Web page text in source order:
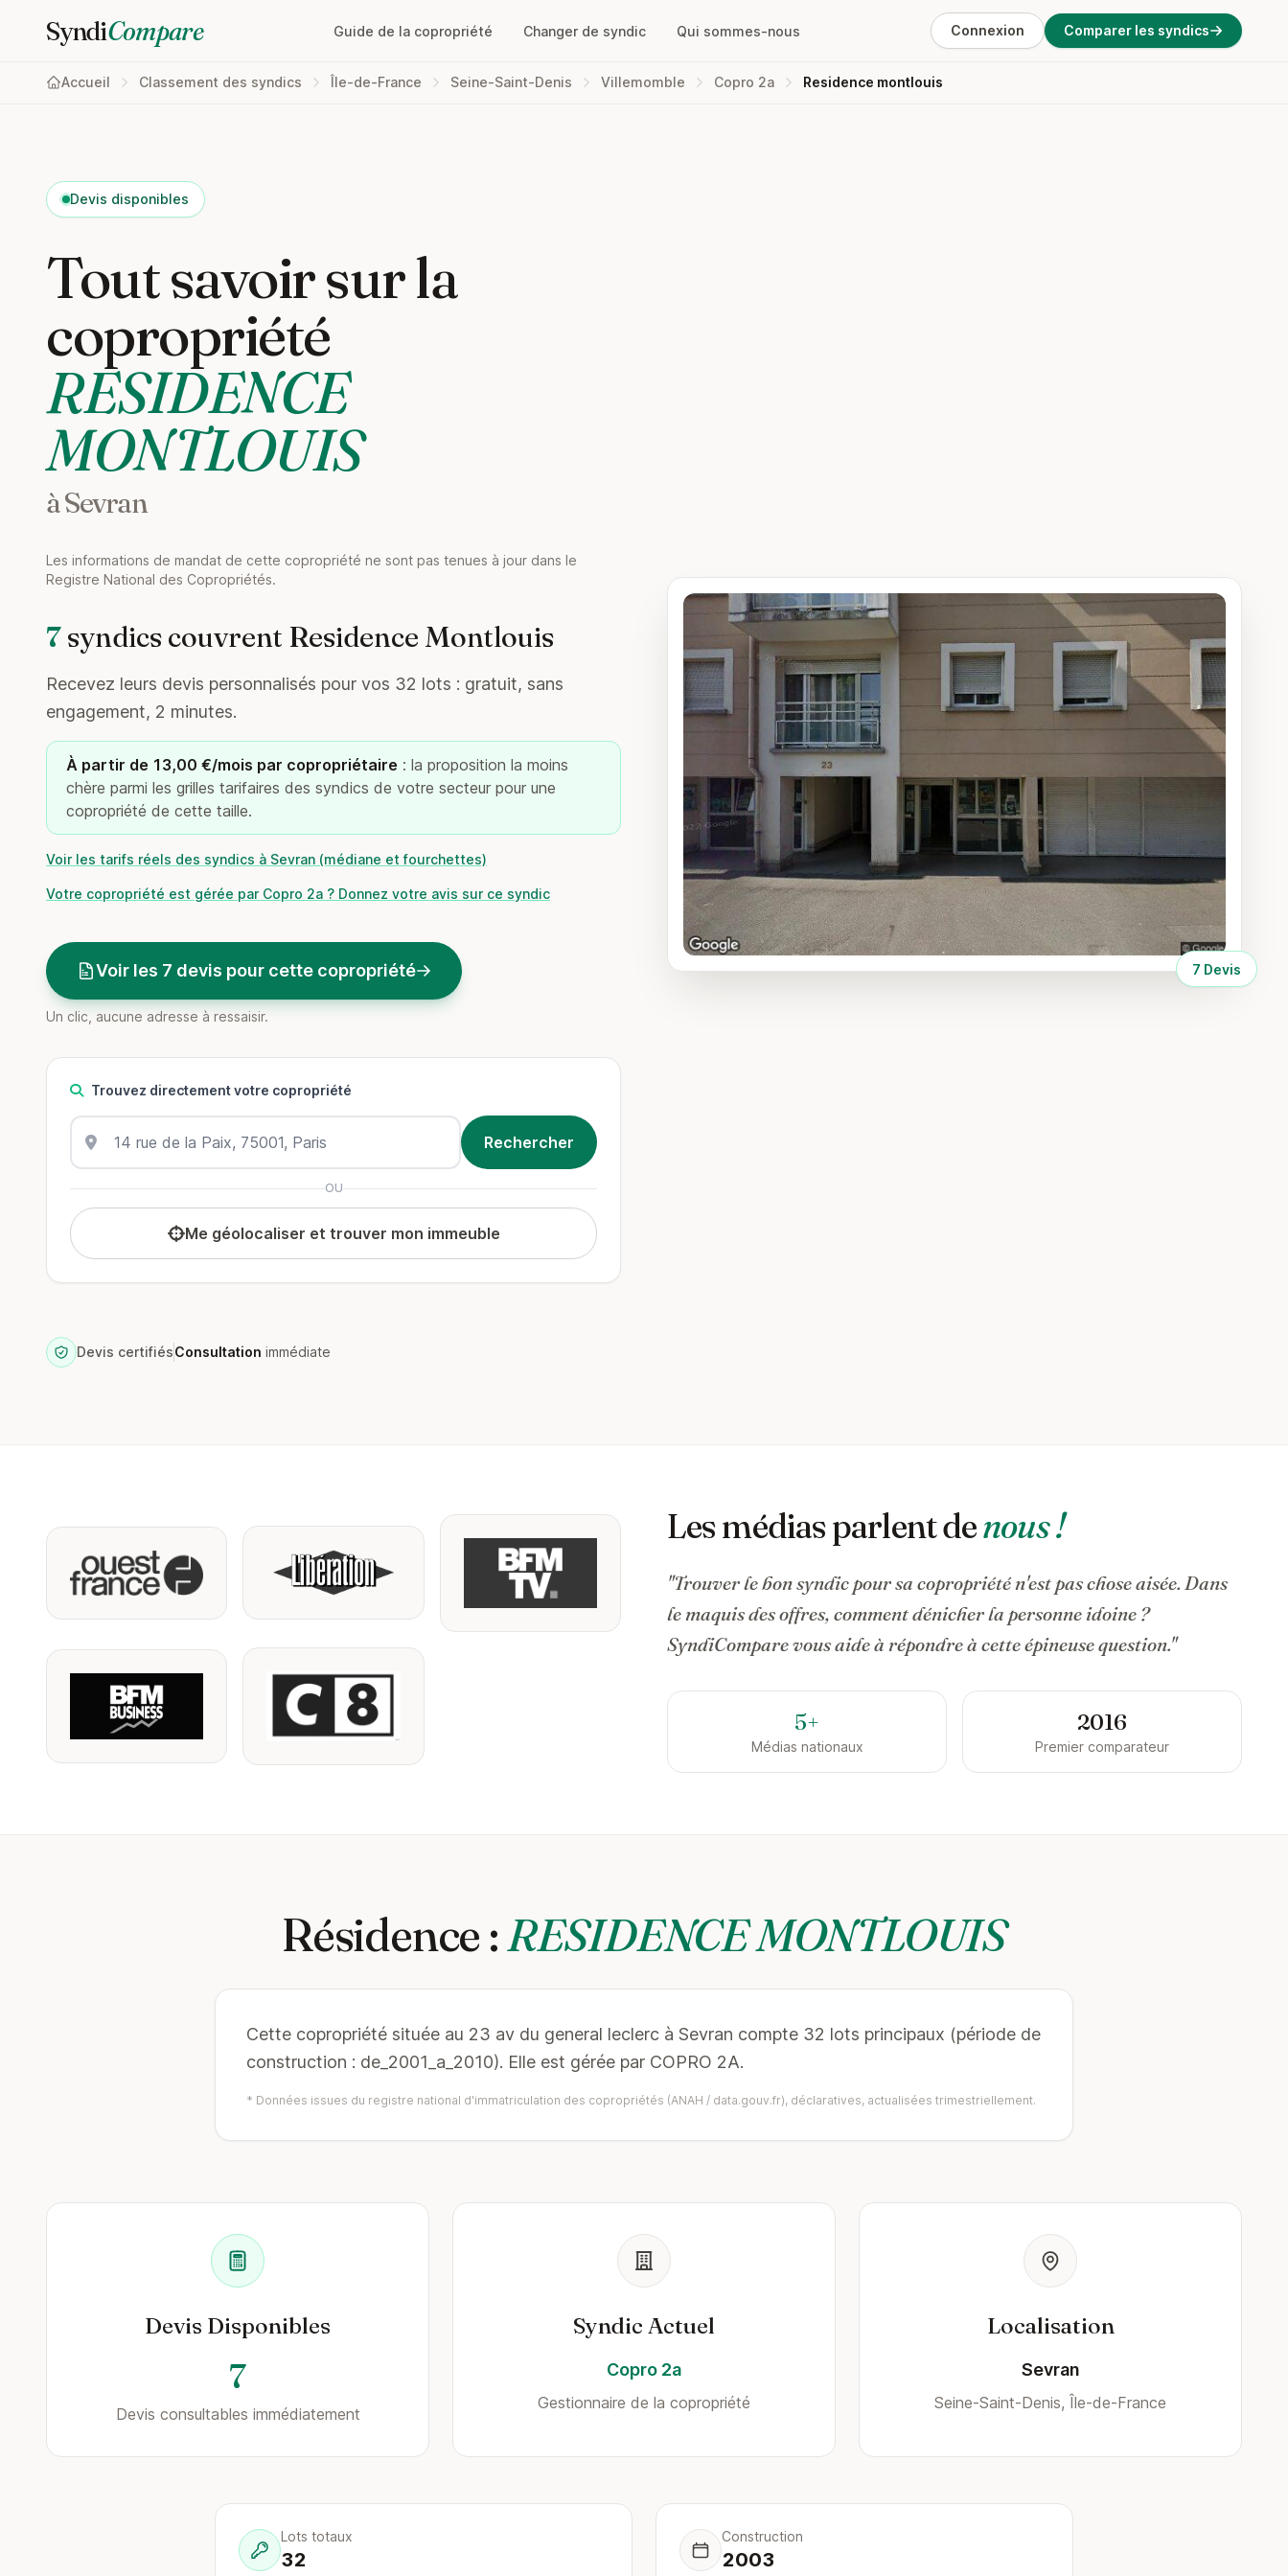
SyndiCompare Guide de la copropriété Changer de syndic Qui sommes-nous Connexion Comparer les syndics
Accueil Classement des syndics Île-de-France Seine-Saint-Denis Villemomble Copro 2a Residence montlouis
Devis disponibles
Tout savoir sur la
copropriété
RESIDENCE
MONTLOUIS
à Sevran
Les informations de mandat de cette copropriété ne sont pas tenues à jour dans le
Registre National des Copropriétés.
7syndics couvrent Residence Montlouis
Recevez leurs devis personnalisés pour vos 32 lots : gratuit, sans
engagement, 2 minutes.
À partir de 13,00 €/mois par copropriétaire : la proposition la moins
chère parmi les grilles tarifaires des syndics de votre secteur pour une
copropriété de cette taille.
Voir les tarifs réels des syndics à Sevran (médiane et fourchettes)
Votre copropriété est gérée par Copro 2a ? Donnez votre avis sur ce syndic
Voir les 7 devis pour cette copropriété
Un clic, aucune adresse à ressaisir.
Trouvez directement votre copropriété
OU
Me géolocaliser et trouver mon immeuble
Devis certifiésConsultation immédiate
7 Devis
Les médias parlent denous !
"Trouver le bon syndic pour sa copropriété n'est pas chose aisée. Dans
le maquis des offres, comment dénicher la personne idoine ?
SyndiCompare vous aide à répondre à cette épineuse question."
5+
Médias nationaux
2016
Premier comparateur
Résidence :RESIDENCE MONTLOUIS
Cette copropriété située au 23 av du general leclerc à Sevran compte 32 lots principaux (période de
construction : de_2001_a_2010). Elle est gérée par COPRO 2A.
* Données issues du registre national d'immatriculation des copropriétés (ANAH / data.gouv.fr), déclaratives, actualisées trimestriellement.
Devis Disponibles
7
Devis consultables immédiatement
Syndic Actuel
Copro 2a
Gestionnaire de la copropriété
Localisation
Sevran
Seine-Saint-Denis, Île-de-France
Lots totaux
32
Construction
2003